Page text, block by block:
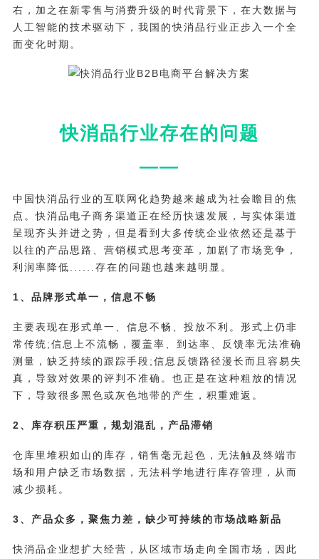
右，加之在新零售与消费升级的时代背景下，在大数据与
人工智能的技术驱动下，我国的快消品行业正步入一个全
面变化时期。
快消品行业存在的问题
——
中国快消品行业的互联网化趋势越来越成为社会瞻目的焦
点。快消品电子商务渠道正在经历快速发展，与实体渠道
呈现齐头并进之势，但是看到大多传统企业依然还是基于
以往的产品思路、营销模式思考变革，加剧了市场竞争，
利润率降低......存在的问题也越来越明显。
1、品牌形式单一，信息不畅
主要表现在形式单一、信息不畅、投放不利。形式上仍非
常传统;信息上不流畅，覆盖率、到达率、反馈率无法准确
测量，缺乏持续的跟踪手段;信息反馈路径漫长而且容易失
真，导致对效果的评判不准确。也正是在这种粗放的情况
下，导致很多黑色或灰色地带的产生，积重难返。
2、库存积压严重，规划混乱，产品滞销
仓库里堆积如山的库存，销售毫无起色，无法触及终端市
场和用户缺乏市场数据，无法科学地进行库存管理，从而
减少损耗。
3、产品众多，聚焦力差，缺少可持续的市场战略新品
快消品企业想扩大经营，从区域市场走向全国市场，因此